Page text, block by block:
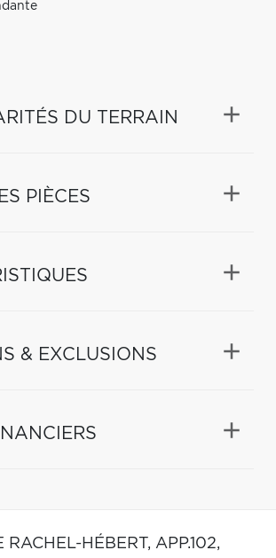
DU TERRAIN
PIÈCES
& EXCLUSIONS
RACHEL-HÉBERT, APP.102,